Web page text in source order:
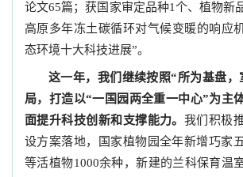
论文65篇；获国家审定品种1个、植物新
高原多年冻土碳循环对气候变暖的响应
态环境十大科技进展”。
这一年，我们继续按照“所为基盘，
局，打造以“一国园两全重一中心”为主
面提升科技创新和支撑能力。 我们积极
设方案落地，国家植物园全年新增巧家
等活植物1000余种，新建的兰科保育温